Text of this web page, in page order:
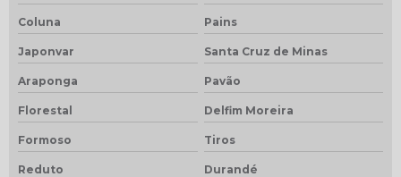
Coluna Pains
Japonvar Santa Cruz de Minas
Araponga Pavão
Florestal Delfim Moreira
Formoso Tiros
Reduto Durandé